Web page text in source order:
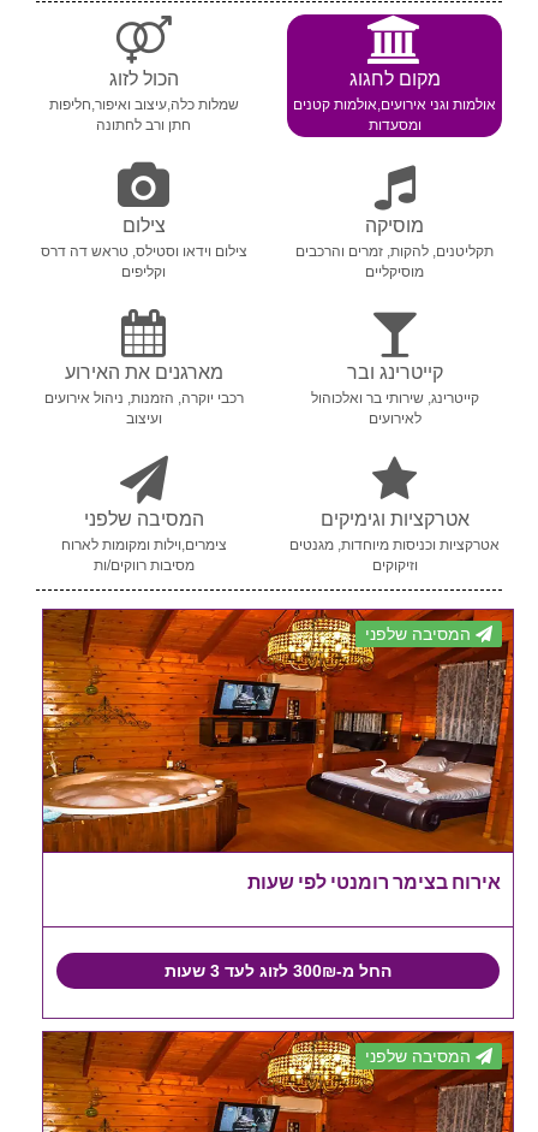
מקום לחגוג
אולמות וגני אירועים,אולמות קטנים
ומסעדות
הכול לזוג
שמלות כלה,עיצוב ואיפור,חליפות
חתן ורב לחתונה
מוסיקה
תקליטנים, להקות, זמרים והרכבים
מוסיקליים
צילום
צילום וידאו וסטילס, טראש דה דרס
וקליפים
קייטרינג ובר
קייטרינג, שירותי בר ואלכוהול
לאירועים
מארגנים את האירוע
רכבי יוקרה, הזמנות, ניהול אירועים
ועיצוב
אטרקציות וגימיקים
אטרקציות וכניסות מיוחדות, מגנטים
וזיקוקים
המסיבה שלפני
צימרים,וילות ומקומות לארוח
מסיבות רווקים/ות
המסיבה שלפני
אירוח בצימר רומנטי לפי שעות
החל מ-300₪ לזוג לעד 3 שעות
המסיבה שלפני